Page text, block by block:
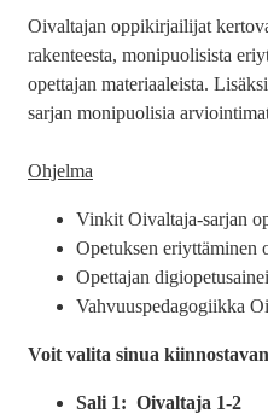
Oivaltajan oppikirjailijat
rakenteesta, monipuolisista
opettajan materiaaleista.
sarjan monipuolisia
Ohjelma
Vinkit Oivaltaja-sarjan
Opetuksen eriyttäminen
Opettajan
Vahvuuspedagogiikka
Voit valita sinua
Sali 1: Oivaltaja 1-2